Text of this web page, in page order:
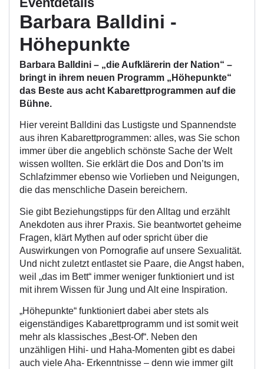
Barbara Balldini -
Höhepunkte
Barbara Balldini – „die Aufklärerin der Nation“ –
bringt in ihrem neuen Programm „Höhepunkte“
das Beste aus acht Kabarettprogrammen auf die
Bühne.
Hier vereint Balldini das Lustigste und Spannendste
aus ihren Kabarettprogrammen: alles, was Sie schon
immer über die angeblich schönste Sache der Welt
wissen wollten. Sie erklärt die Dos and Don’ts im
Schlafzimmer ebenso wie Vorlieben und Neigungen,
die das menschliche Dasein bereichern.
Sie gibt Beziehungstipps für den Alltag und erzählt
Anekdoten aus ihrer Praxis. Sie beantwortet geheime
Fragen, klärt Mythen auf oder spricht über die
Auswirkungen von Pornografie auf unsere Sexualität.
Und nicht zuletzt entlastet sie Paare, die Angst haben,
weil „das im Bett“ immer weniger funktioniert und ist
mit ihrem Wissen für Jung und Alt eine Inspiration.
„Höhepunkte“ funktioniert dabei aber stets als
eigenständiges Kabarettprogramm und ist somit weit
mehr als klassisches „Best-Of“. Neben den
unzähligen Hihi- und Haha-Momenten gibt es dabei
auch viele Aha- Erkenntnisse – denn wie immer gilt